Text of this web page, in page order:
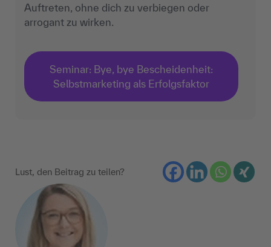
Auftreten, ohne dich zu verbiegen oder
arrogant zu wirken.
Seminar: Bye, bye Bescheidenheit:
Selbstmarketing als Erfolgsfaktor
Lust, den Beitrag zu teilen?